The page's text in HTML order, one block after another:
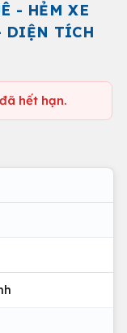
- HẺM XE
DIỆN TÍCH
hết hạn.